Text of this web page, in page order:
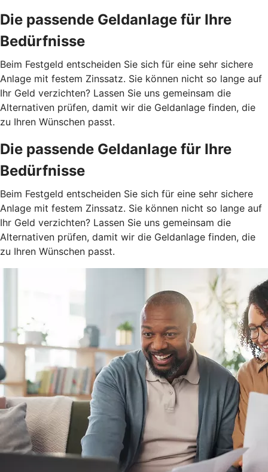
Die passende Geldanlage für Ihre
Bedürfnisse
Beim Festgeld entscheiden Sie sich für eine sehr sichere
Anlage mit festem Zinssatz. Sie können nicht so lange auf
Ihr Geld verzichten? Lassen Sie uns gemeinsam die
Alternativen prüfen, damit wir die Geldanlage finden, die
zu Ihren Wünschen passt.
Die passende Geldanlage für Ihre
Bedürfnisse
Beim Festgeld entscheiden Sie sich für eine sehr sichere
Anlage mit festem Zinssatz. Sie können nicht so lange auf
Ihr Geld verzichten? Lassen Sie uns gemeinsam die
Alternativen prüfen, damit wir die Geldanlage finden, die
zu Ihren Wünschen passt.